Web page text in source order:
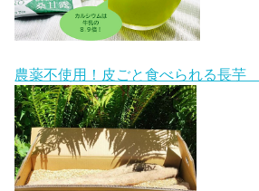
農薬不使用！皮ごと食べられる長芋